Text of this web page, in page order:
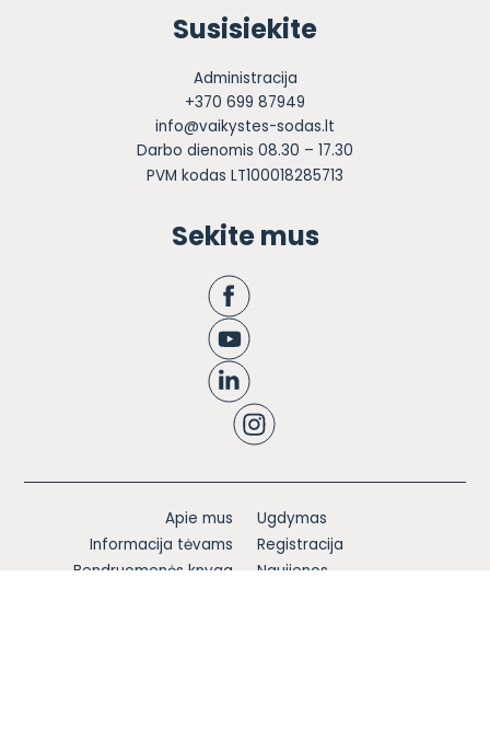
Apie mus
Ugdymas
Informacija tėvams
Registracija
Bendruomenės knyga
Naujienos
Susisiekite
Administracija
+370 699 87949
info@vaikystes-sodas.lt
Darbo dienomis 08.30 – 17.30
PVM kodas LT100018285713
Sekite mus